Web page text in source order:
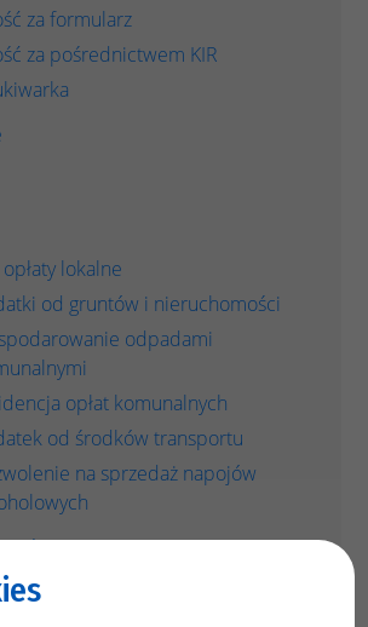
za formularz
za pośrednictwem KIR
lokalne
od gruntów i nieruchomości
odpadami
opłat komunalnych
od środków transportu
na sprzedaż napojów
płatności